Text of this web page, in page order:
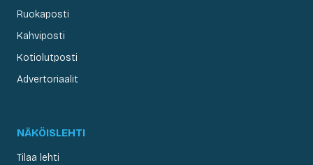
Ruokaposti
Kahviposti
Kotiolutposti
Advertoriaalit
NÄKÖISLEHTI
Tilaa lehti